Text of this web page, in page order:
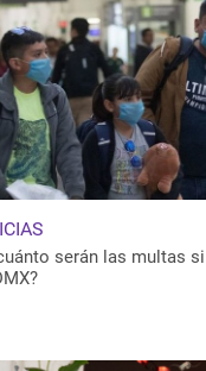
serán las multas